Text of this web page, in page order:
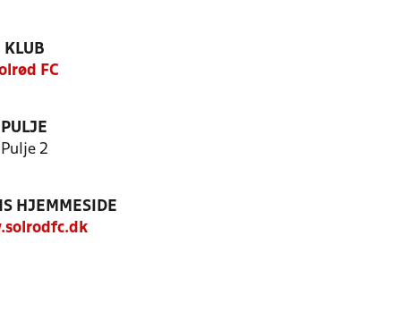
KLUB
FC
PULJE
Pulje 2
HJEMMESIDE